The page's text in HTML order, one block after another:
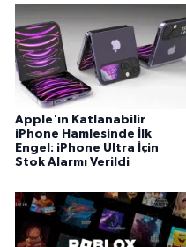
Apple'ın Katlanabilir
iPhone Hamlesinde İlk
Engel: iPhone Ultra İçin
Stok Alarmı Verildi